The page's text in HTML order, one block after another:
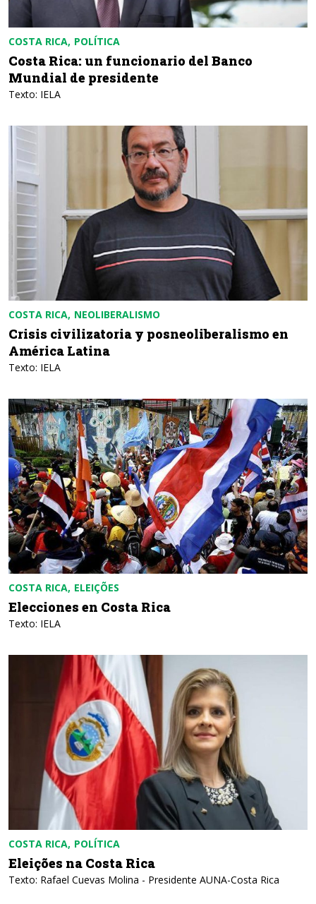
COSTA RICA POLÍTICA
Costa Rica: un funcionario del Banco
Mundial de presidente
Texto: IELA
COSTA RICA NEOLIBERALISMO
Crisis civilizatoria y posneoliberalismo en
América Latina
Texto: IELA
COSTA RICA ELEIÇÕES
Elecciones en Costa Rica
Texto: IELA
COSTA RICA POLÍTICA
Eleições na Costa Rica
Texto: Rafael Cuevas Molina - Presidente AUNA-Costa Rica